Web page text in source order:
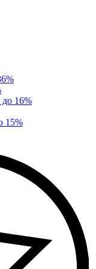
16%
15%